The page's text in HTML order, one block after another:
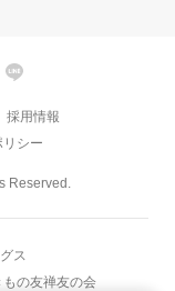
Reserved.
採用情報
リシー
ス
の友禅友の会